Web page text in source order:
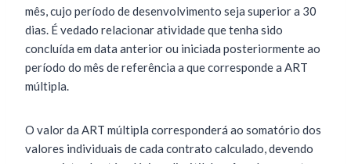
mês, cujo período de desenvolvimento seja superior a 30
dias. É vedado relacionar atividade que tenha sido
concluída em data anterior ou iniciada posteriormente ao
período do mês de referência a que corresponde a ART
múltipla.
O valor da ART múltipla corresponderá ao somatório dos
valores individuais de cada contrato calculado, devendo